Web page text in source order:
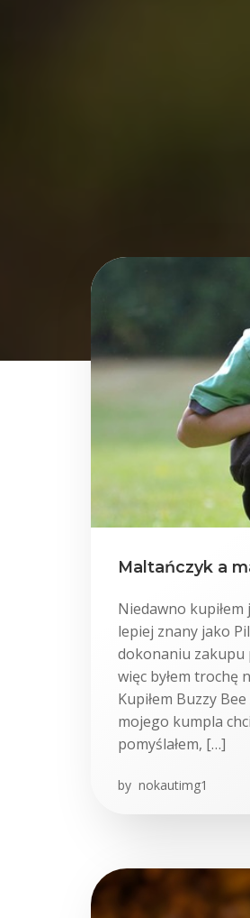
Maltańczyk a
Niedawno
lepiej znany jako
dokonaniu zakupu
więc byłem trochę
Kupiłem Buzzy
mojego kumpla
pomyślałem, […]
by nokautimg1